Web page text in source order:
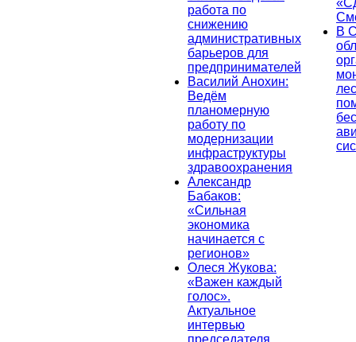
работа по
снижению
административных
барьеров для
предпринимателей
Василий Анохин:
Ведём
планомерную
работу по
модернизации
инфраструктуры
здравоохранения
Александр
Бабаков:
«Сильная
экономика
начинается с
регионов»
Олеся Жукова:
«Важен каждый
голос».
Актуальное
интервью
В